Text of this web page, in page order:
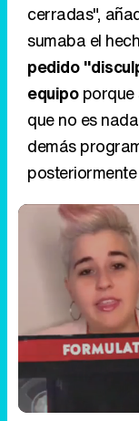
cerradas",
sumaba el
pedido
equipoporque
que no es
demás